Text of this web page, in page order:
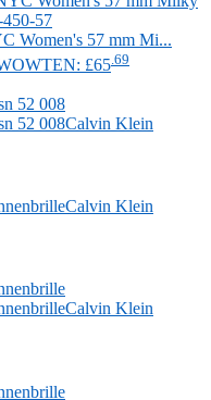
Women's 57 mm Mi...
£65 .69
Calvin Klein
Calvin Klein
Calvin Klein